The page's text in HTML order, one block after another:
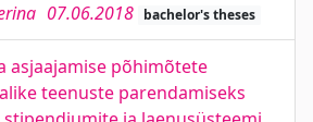
07.06.2018 bachelor's theses
asjaajamise põhimõtete
teenuste parendamiseks